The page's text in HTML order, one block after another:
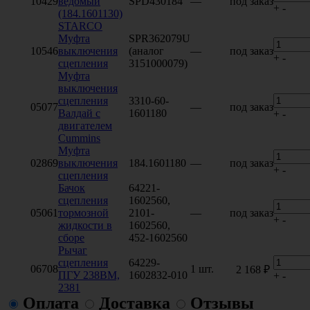
(184.1601130)
STARCO
+ -
10546
Муфта
выключения
сцепления
SPR362079U
(аналог
3151000079)
— под заказ
+ -
05077
Муфта
выключения
сцепления
Валдай с
двигателем
Cummins
3310-60-
1601180
— под заказ
+ -
02869
Муфта
выключения
сцепления
184.1601180 — под заказ
+ -
05061
Бачок
сцепления
тормозной
жидкости в
сборе
64221-
1602560,
2101-
1602560,
452-1602560
— под заказ
+ -
06708
Рычаг
сцепления
ПГУ 238ВМ,
2381
64229-
1602832-010
1 шт. 2 168 ₽
+ -
Оплата Доставка Отзывы